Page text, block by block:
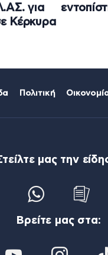
για
Κέρκυρα
Πολιτική
μας την
Βρείτε μας στα: